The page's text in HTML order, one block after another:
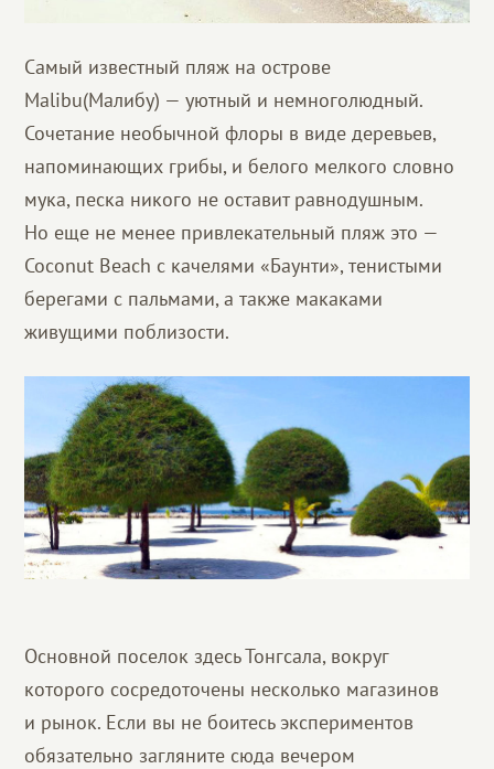
Самый известный пляж на острове
Malibu(Малибу) — уютный и немноголюдный.
Сочетание необычной флоры в виде деревьев,
напоминающих грибы, и белого мелкого словно
мука, песка никого не оставит равнодушным.
Но еще не менее привлекательный пляж это —
Coconut Beach с качелями «Баунти», тенистыми
берегами с пальмами, а также макаками
живущими поблизости.
Основной поселок здесь Тонгсала, вокруг
которого сосредоточены несколько магазинов
и рынок. Если вы не боитесь экспериментов
обязательно загляните сюда вечером